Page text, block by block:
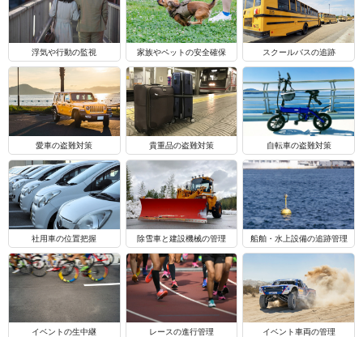
浮気や行動の監視 家族やペットの安全確保 スクールバスの追跡
愛車の盗難対策 貴重品の盗難対策 自転車の盗難対策
社用車の位置把握 除雪車と建設機械の管理 船舶・水上設備の追跡管理
イベントの生中継 レースの進行管理 イベント車両の管理